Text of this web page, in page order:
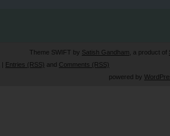
Theme SWIFT by Satish Gandham , a product of
| Entries (RSS) and Comments (RSS)
powered by